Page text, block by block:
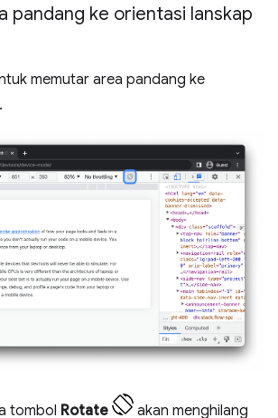
pandang ke orientasi lanskap
memutar area pandang ke
tombol Rotate
akan menghilang